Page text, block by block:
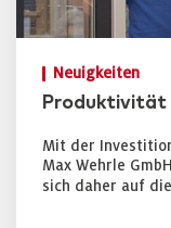
Neuigkeiten
Produktivität
Mit der
Max Wehrle
sich daher auf